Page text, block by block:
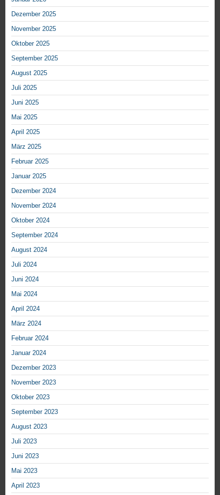
Dezember 2025
November 2025
Oktober 2025
September 2025
August 2025
Juli 2025
Juni 2025
Mai 2025
April 2025
März 2025
Februar 2025
Januar 2025
Dezember 2024
November 2024
Oktober 2024
September 2024
August 2024
Juli 2024
Juni 2024
Mai 2024
April 2024
März 2024
Februar 2024
Januar 2024
Dezember 2023
November 2023
Oktober 2023
September 2023
August 2023
Juli 2023
Juni 2023
Mai 2023
April 2023